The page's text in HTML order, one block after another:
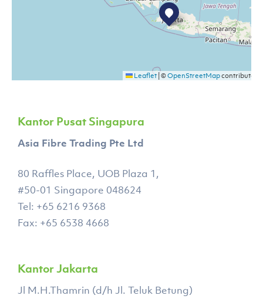
Leaflet ©OpenStreetMapcontributors
Kantor Pusat Singapura
Asia Fibre Trading Pte Ltd
80 Raffles Place, UOB Plaza 1,
#50-01 Singapore 048624
Tel: +65 6216 9368
Fax: +65 6538 4668
Kantor Jakarta
Jl M.H.Thamrin (d/h Jl. Teluk Betung)